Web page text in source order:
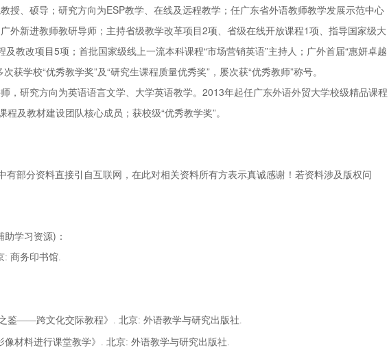
授、硕导；研究方向为ESP教学、在线及远程教学；任广东省外语教师教学发展示范中心
外新进教师教研导师；主持省级教学改革项目2项、省级在线开放课程1项、指导国家级大
教改项目5项；首批国家级线上一流本科课程“市场营销英语”主持人；广外首届“惠妍卓越
获学校“优秀教学奖”及“研究生课程质量优秀奖”，屡次获“优秀教师”称号。
，研究方向为英语语言文学、大学英语教学。2013年起任广东外语外贸大学校级精品课程
及教材建设团队核心成员；获校级“优秀教学奖”。
有部分资料直接引自互联网，在此对相关资料所有方表示真诚感谢！若资料涉及版权问
学习资源)：
: 商务印书馆.
鉴——跨文化交际教程》. 北京: 外语教学与研究出版社.
像材料进行课堂教学》. 北京: 外语教学与研究出版社.